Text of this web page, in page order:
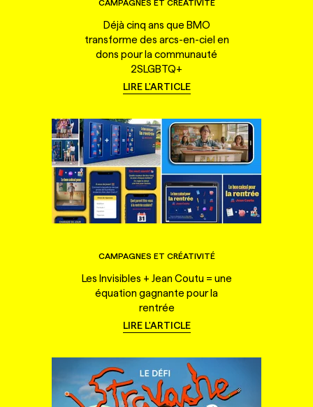
CAMPAGNES ET CRÉATIVITÉ
Déjà cinq ans que BMO
transforme des arcs-en-ciel en
dons pour la communauté
2SLGBTQ+
LIRE L'ARTICLE
CAMPAGNES ET CRÉATIVITÉ
Les Invisibles + Jean Coutu = une
équation gagnante pour la
rentrée
LIRE L'ARTICLE